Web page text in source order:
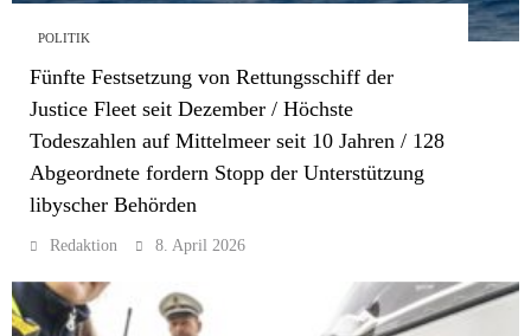
POLITIK
Fünfte Festsetzung von Rettungsschiff der
Justice Fleet seit Dezember / Höchste
Todeszahlen auf Mittelmeer seit 10 Jahren / 128
Abgeordnete fordern Stopp der Unterstützung
libyscher Behörden
Redaktion 8. April 2026